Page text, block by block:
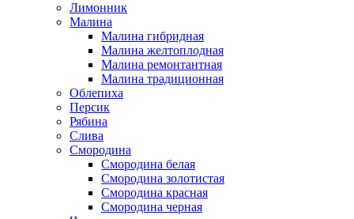
Лимонник
Малина
Малина гибридная
Малина желтоплодная
Малина ремонтантная
Малина традиционная
Облепиха
Персик
Рябина
Слива
Смородина
Смородина белая
Смородина золотистая
Смородина красная
Смородина черная